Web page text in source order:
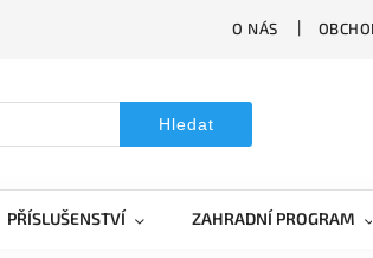
O NÁS
Hledat
PŘÍSLUŠENSTVÍ ZAHRADNÍ PROGRAM